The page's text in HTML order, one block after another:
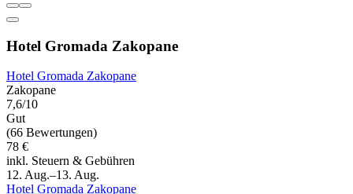
Hotel Gromada Zakopane
Hotel Gromada Zakopane
Zakopane
7,6/10
Gut
(66 Bewertungen)
78 €
inkl. Steuern & Gebühren
12. Aug.–13. Aug.
Hotel Gromada Zakopane